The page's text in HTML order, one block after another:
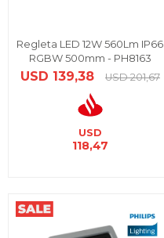
Regleta LED 12W 560Lm IP66
RGBW 500mm - PH8163
USD 139,38 USD 201,67
USD
118,47